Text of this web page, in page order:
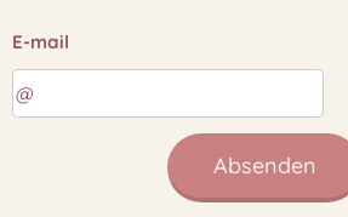
E-mail
Absenden